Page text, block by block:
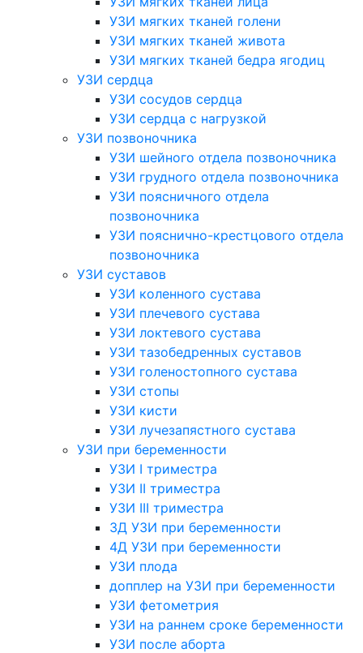
УЗИ мягких тканей голени
УЗИ мягких тканей живота
УЗИ мягких тканей бедра ягодиц
УЗИ сердца
УЗИ сосудов сердца
УЗИ сердца с нагрузкой
УЗИ позвоночника
УЗИ шейного отдела позвоночника
УЗИ грудного отдела позвоночника
УЗИ поясничного отдела
позвоночника
УЗИ пояснично-крестцового отдела
позвоночника
УЗИ суставов
УЗИ коленного сустава
УЗИ плечевого сустава
УЗИ локтевого сустава
УЗИ тазобедренных суставов
УЗИ голеностопного сустава
УЗИ стопы
УЗИ кисти
УЗИ лучезапястного сустава
УЗИ при беременности
УЗИ I триместра
УЗИ II триместра
УЗИ III триместра
3Д УЗИ при беременности
4Д УЗИ при беременности
УЗИ плода
допплер на УЗИ при беременности
УЗИ фетометрия
УЗИ на раннем сроке беременности
УЗИ после аборта